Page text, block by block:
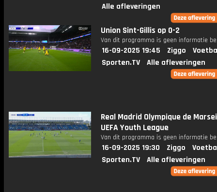
Alle afleveringen
Union Sint-Gillis op 0-2
Van dit programma is geen informatie
16-09-2025 19:45 Ziggo
Sporten.TV
Alle afleveringen
Real Madrid Olympique de
UEFA Youth League
Van dit programma is geen informatie
16-09-2025 19:30 Ziggo
Sporten.TV
Alle afleveringen